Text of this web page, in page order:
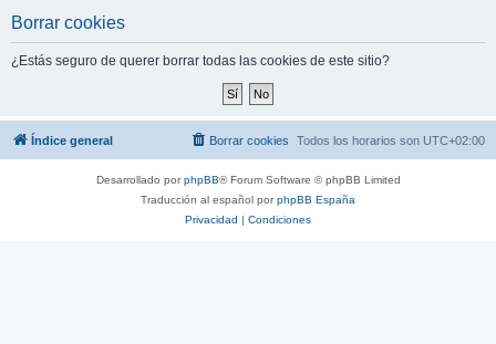
Borrar cookies
¿Estás seguro de querer borrar todas las cookies de este sitio?
Índice general Todos los horarios son UTC+02:00
Borrar cookies
Desarrollado porphpBB® Forum Software © phpBB Limited
Traducción al español porphpBB España
Privacidad | Condiciones